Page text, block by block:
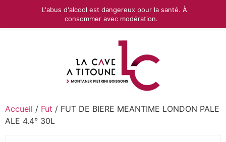
Accueil / Fut / FUT DE BIERE MEANTIME LONDON PALE
ALE 4.4° 30L
L'abus d'alcool est dangereux pour la santé. À
consommer avec modération.